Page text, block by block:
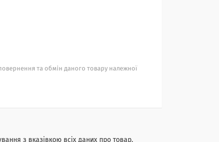
та обмін даного товару належної
з вказівкою всіх даних про товар.